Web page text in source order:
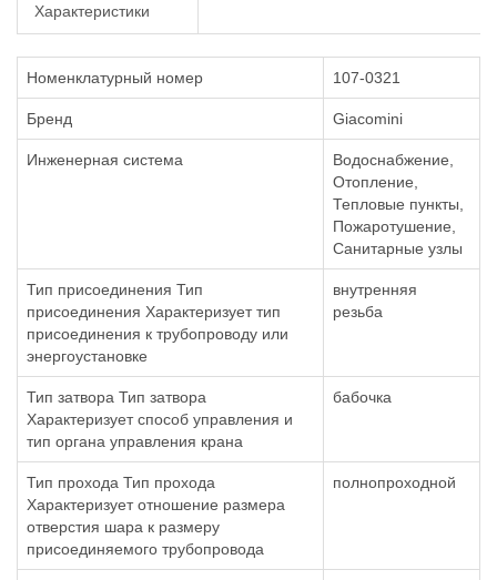
Характеристики
Номенклатурный номер 107-0321
Бренд Giacomini
Инженерная система
Водоснабжение,
Отопление,
Тепловые пункты,
Пожаротушение,
Санитарные узлы
Тип присоединения Тип
присоединения Характеризует тип
присоединения к трубопроводу или
энергоустановке
внутренняя
резьба
Тип затвора Тип затвора
Характеризует способ управления и
тип органа управления крана
бабочка
Тип прохода Тип прохода
Характеризует отношение размера
отверстия шара к размеру
присоединяемого трубопровода
полнопроходной